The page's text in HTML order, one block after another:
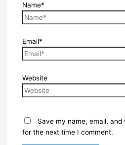
Name*
Email*
Website
Save my name, email,
for the next time I comment.